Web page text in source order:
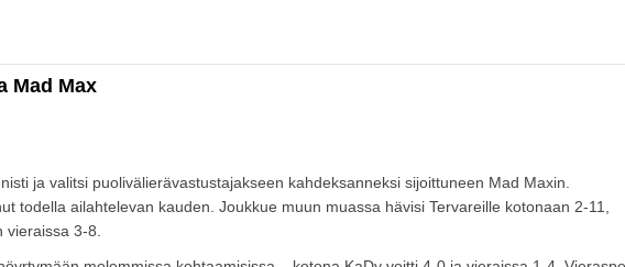
Mad Max
ja valitsi puolivälierävastustajakseen kahdeksanneksi sijoittuneen Mad Maxin.
todella ailahtelevan kauden. Joukkue muun muassa hävisi Tervareille kotonaan 2-11,
3-8.